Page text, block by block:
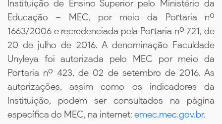
Instituição de Ensino Superior pelo Ministério da
Educação – MEC, por meio da Portaria nº
1663/2006 e recredenciada pela Portaria nº 721, de
20 de julho de 2016. A denominação Faculdade
Unyleya foi autorizada pelo MEC por meio da
Portaria nº 423, de 02 de setembro de 2016. As
autorizações, assim como os indicadores da
Instituição, podem ser consultados na página
específica do MEC, na internet: emec.mec.gov.br.